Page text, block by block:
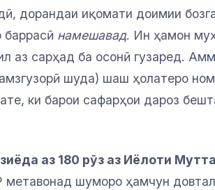
дорандаи иқомати доимии
баррасӣ намешавад. Ин ҳамон
аз сарҳад ба осонӣ гузаред.
шуда) шаш ҳолатеро
ки барои сафарҳои дароз
аз 180 рӯз аз Иёлоти
метавонад шуморо ҳамчун